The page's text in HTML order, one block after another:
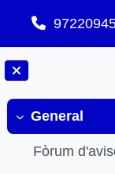
Ves al contingut
Redueix
General
Fòrum